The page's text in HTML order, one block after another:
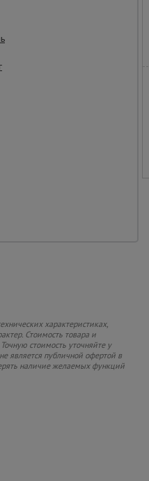
характеристиках,
Стоимость товара и
стоимость уточняйте у
является публичной офертой в
наличие желаемых функций